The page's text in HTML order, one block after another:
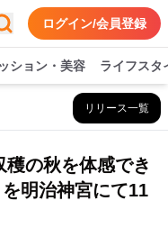
ログイン/会員登録
ション・美容 ライフスタ
リリース一覧
の秋を体感でき
明治神宮にて11